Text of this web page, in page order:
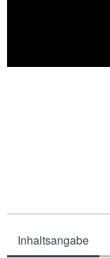
Inhaltsangabe